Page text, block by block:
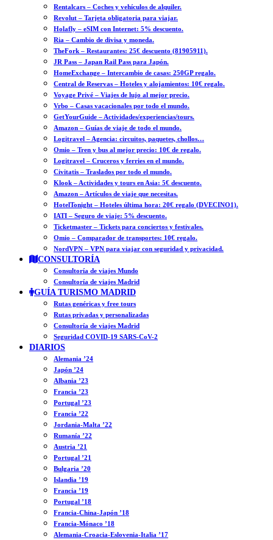
Rentalcars – Coches y vehículos de alquiler.
Revolut – Tarjeta obligatoria para viajar.
Holafly – eSIM con Internet: 5% descuento.
Ria – Cambio de divisa y moneda.
TheFork – Restaurantes: 25€ descuento (81905911).
JR Pass – Japan Rail Pass para Japón.
HomeExchange – Intercambio de casas: 250GP regalo.
Central de Reservas – Hoteles y alojamientos: 10€ regalo.
Voyage Privé – Viajes de lujo al mejor precio.
Vrbo – Casas vacacionales por todo el mundo.
GetYourGuide – Actividades/experiencias/tours.
Amazon – Guías de viaje de todo el mundo.
Logitravel – Agencia: circuitos, paquetes, chollos…
Omio – Tren y bus al mejor precio: 10€ de regalo.
Logitravel – Cruceros y ferries en el mundo.
Civitatis – Traslados por todo el mundo.
Klook – Actividades y tours en Asia: 5€ descuento.
Amazon – Artículos de viaje que necesitas.
HotelTonight – Hoteles última hora: 20€ regalo (DVECINO1).
IATI – Seguro de viaje: 5% descuento.
Ticketmaster – Tickets para conciertos y festivales.
Omio – Comparador de transportes: 10€ regalo.
NordVPN – VPN para viajar con seguridad y privacidad.
CONSULTORÍA
Consultoría de viajes Mundo
Consultoría de viajes Madrid
GUÍA TURISMO MADRID
Rutas genéricas y free tours
Rutas privadas y personalizadas
Consultoría de viajes Madrid
Seguridad COVID-19 SARS-CoV-2
DIARIOS
Alemania ’24
Japón ’24
Albania ’23
Francia ’23
Portugal ’23
Francia ’22
Jordania-Malta ’22
Rumanía ’22
Austria ’21
Portugal ’21
Bulgaria ’20
Islandia ’19
Francia ’19
Portugal ’18
Francia-China-Japón ’18
Francia-Mónaco ’18
Alemania-Croacia-Eslovenia-Italia ’17